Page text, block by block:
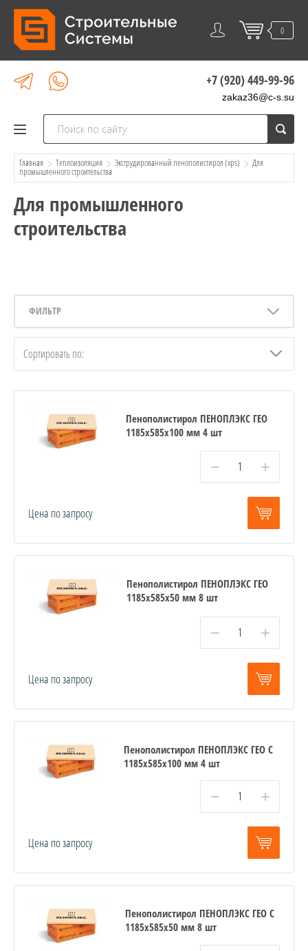
0
+7 (920) 449-99-96
zakaz36@c-s.su
Главная Теплоизоляция Экструдированный пенополистирол (xps)
  Для
промышленного строительства
Для промышленного
строительства
ФИЛЬТР
Сортировать по:
Пенополистирол ПЕНОПЛЭКС ГЕО
1185х585х100 мм 4 шт
− +
Цена по запросу
Пенополистирол ПЕНОПЛЭКС ГЕО
1185х585х50 мм 8 шт
− +
Цена по запросу
Пенополистирол ПЕНОПЛЭКС ГЕО С
1185х585х100 мм 4 шт
− +
Цена по запросу
Пенополистирол ПЕНОПЛЭКС ГЕО С
1185х585х50 мм 8 шт